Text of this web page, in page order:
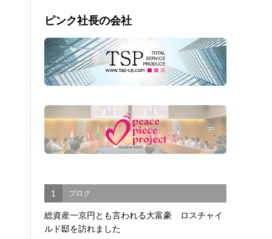
ピンク社長の会社
1 ブログ
総資産一京円とも言われる大富豪 ロスチャイ
ルド邸を訪れました